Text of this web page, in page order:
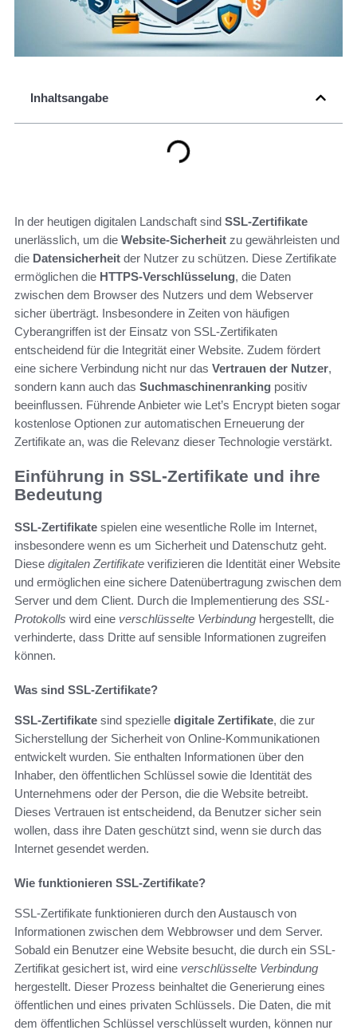
Inhaltsangabe
In der heutigen digitalen Landschaft sind SSL-Zertifikate
unerlässlich, um die Website-Sicherheit zu gewährleisten und
die Datensicherheit der Nutzer zu schützen. Diese Zertifikate
ermöglichen die HTTPS-Verschlüsselung, die Daten
zwischen dem Browser des Nutzers und dem Webserver
sicher überträgt. Insbesondere in Zeiten von häufigen
Cyberangriffen ist der Einsatz von SSL-Zertifikaten
entscheidend für die Integrität einer Website. Zudem fördert
eine sichere Verbindung nicht nur das Vertrauen der Nutzer,
sondern kann auch das Suchmaschinenranking positiv
beeinflussen. Führende Anbieter wie Let’s Encrypt bieten sogar
kostenlose Optionen zur automatischen Erneuerung der
Zertifikate an, was die Relevanz dieser Technologie verstärkt.
Einführung in SSL-Zertifikate und ihre
Bedeutung
SSL-Zertifikate spielen eine wesentliche Rolle im Internet,
insbesondere wenn es um Sicherheit und Datenschutz geht.
Diese digitalen Zertifikate verifizieren die Identität einer Website
und ermöglichen eine sichere Datenübertragung zwischen dem
Server und dem Client. Durch die Implementierung des SSL-
Protokolls wird eine verschlüsselte Verbindung hergestellt, die
verhinderte, dass Dritte auf sensible Informationen zugreifen
können.
Was sind SSL-Zertifikate?
SSL-Zertifikate sind spezielle digitale Zertifikate, die zur
Sicherstellung der Sicherheit von Online-Kommunikationen
entwickelt wurden. Sie enthalten Informationen über den
Inhaber, den öffentlichen Schlüssel sowie die Identität des
Unternehmens oder der Person, die die Website betreibt.
Dieses Vertrauen ist entscheidend, da Benutzer sicher sein
wollen, dass ihre Daten geschützt sind, wenn sie durch das
Internet gesendet werden.
Wie funktionieren SSL-Zertifikate?
SSL-Zertifikate funktionieren durch den Austausch von
Informationen zwischen dem Webbrowser und dem Server.
Sobald ein Benutzer eine Website besucht, die durch ein SSL-
Zertifikat gesichert ist, wird eine verschlüsselte Verbindung
hergestellt. Dieser Prozess beinhaltet die Generierung eines
öffentlichen und eines privaten Schlüssels. Die Daten, die mit
dem öffentlichen Schlüssel verschlüsselt wurden, können nur